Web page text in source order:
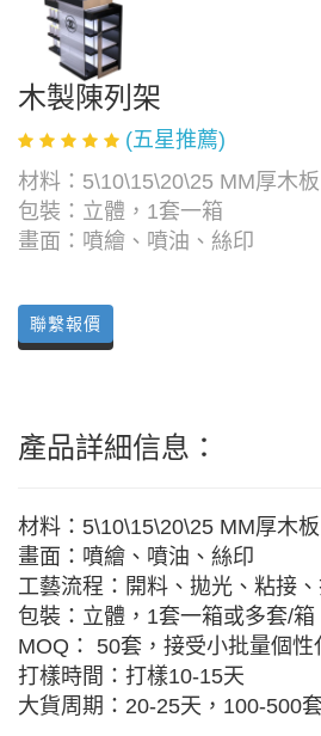
木製陳列架
(五星推薦)
材料：5\10\15\20\25 MM厚木板
包裝：立體，1套一箱
畫面：噴繪、噴油、絲印
聯繫報價
產品詳細信息：
材料：5\10\15\20\25 MM厚木板
畫面：噴繪、噴油、絲印
工藝流程：開料、拋光、粘接
包裝：立體，1套一箱或多套/箱
MOQ： 50套，接受小批量個性
打樣時間：打樣10-15天
大貨周期：20-25天，100-500